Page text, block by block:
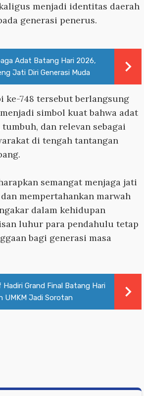
menjadi identitas daerah
generasi penerus.
Adat Batang Hari 2026,
Jati Diri Generasi Muda
ke-748 tersebut berlangsung
simbol kuat bahwa adat
dan relevan sebagai
di tengah tantangan
semangat menjaga jati
mempertahankan marwah
dalam kehidupan
luhur para pendahulu tetap
bagi generasi masa
Hadiri Grand Final Batang Hari
UMKM Jadi Sorotan